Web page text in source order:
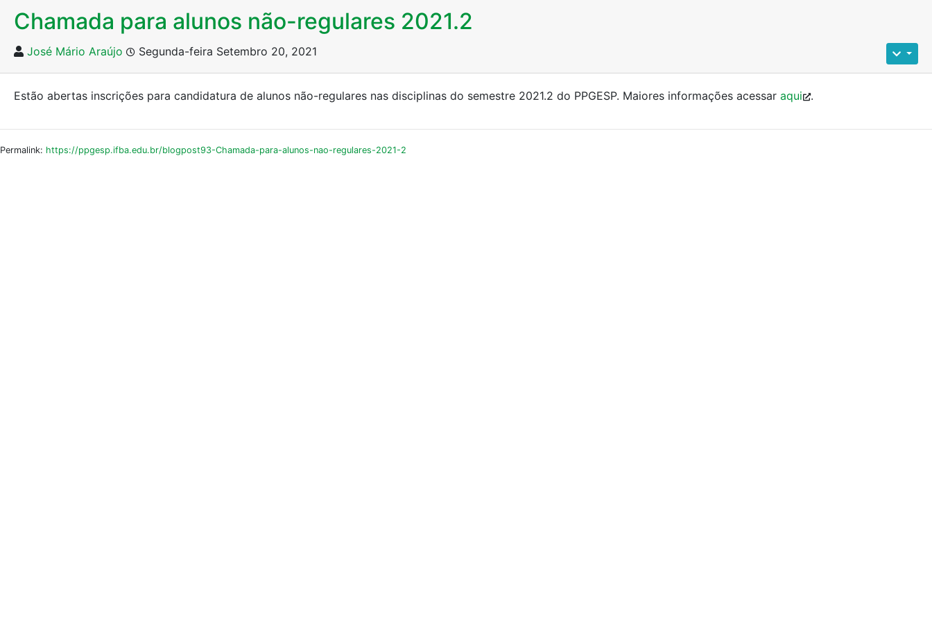
Chamada para alunos não-regulares 2021.2
José Mário Araújo Segunda-feira Setembro 20, 2021
Estão abertas inscrições para candidatura de alunos não-regulares nas disciplinas do semestre 2021.2 do PPGESP. Maiores informações acessar aqui .
Permalink: https://ppgesp.ifba.edu.br/blogpost93-Chamada-para-alunos-nao-regulares-2021-2